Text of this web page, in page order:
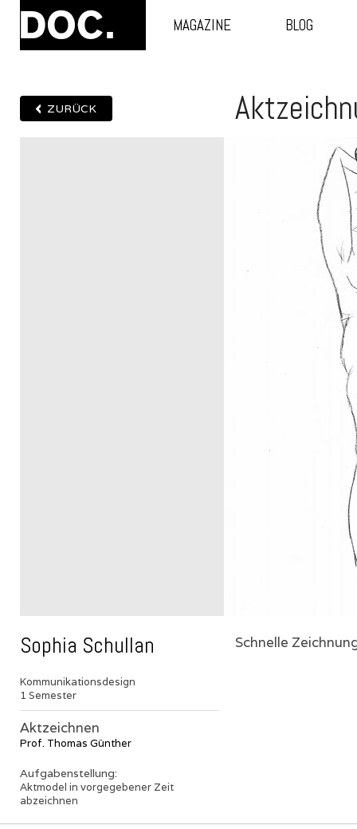
MAGAZINE BLOG
ZURÜCK
Sophia Schullan
Kommunikationsdesign
1 Semester
Aktzeichnen
Prof. Thomas Günther
Aufgabenstellung:
Aktmodel in vorgegebener Zeit
abzeichnen
Schnelle